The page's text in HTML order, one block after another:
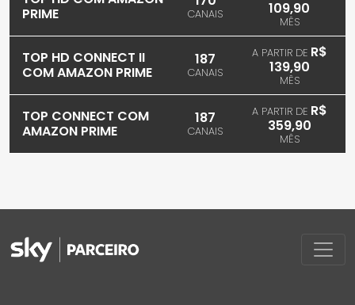
PRIME
CANAIS
109,90
MÊS
TOP HD CONNECT II
COM AMAZON PRIME
187
CANAIS
A PARTIR DE R$
139,90
MÊS
TOP CONNECT COM
AMAZON PRIME
187
CANAIS
A PARTIR DE R$
359,90
MÊS